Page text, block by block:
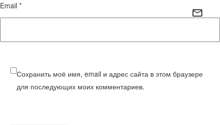
Email *
Сохранить моё имя, email и адрес сайта в этом браузере
для последующих моих комментариев.